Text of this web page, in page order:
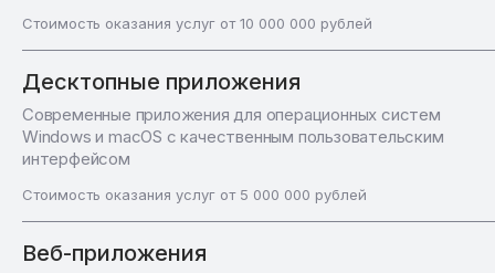
Стоимость оказания услуг от 10 000 000 рублей
Десктопные приложения
Современные приложения для операционных систем
Windows и macOS с качественным пользовательским
интерфейсом
Стоимость оказания услуг от 5 000 000 рублей
Веб-приложения